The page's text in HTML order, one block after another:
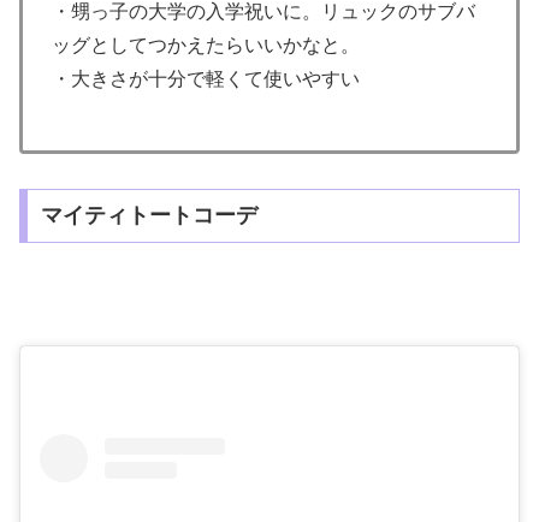
・甥っ子の大学の入学祝いに。リュックのサブバ
ッグとしてつかえたらいいかなと。
・大きさが十分で軽くて使いやすい
マイティトートコーデ